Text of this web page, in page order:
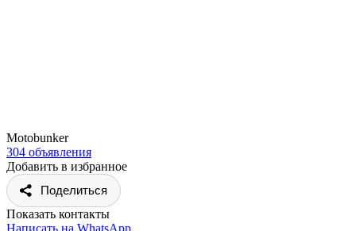
Motobunker
304 объявления
Добавить в избранное
Поделиться
Показать контакты
Написать на WhatsApp